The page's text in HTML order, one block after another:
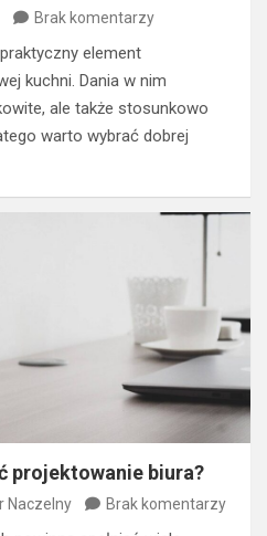
Brak komentarzy
element
kuchni. Dania w nim
ale także stosunkowo
warto wybrać dobrej
projektowanie biura?
Naczelny Brak komentarzy